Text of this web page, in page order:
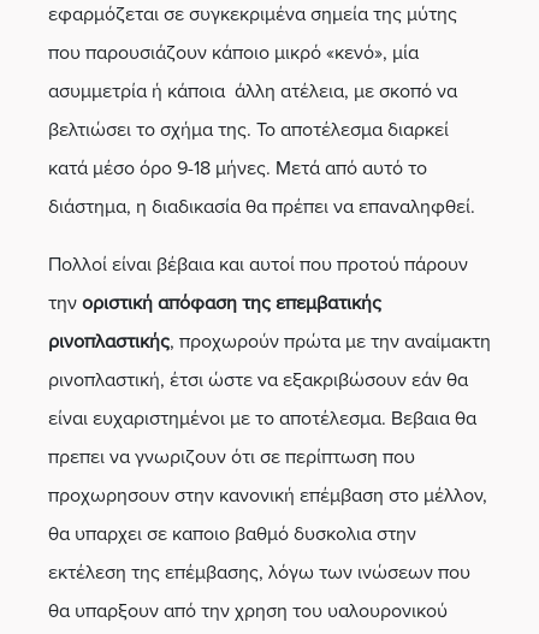
εφαρμόζεται σε συγκεκριμένα σημεία της μύτης
που παρουσιάζουν κάποιο μικρό «κενό», μία
ασυμμετρία ή κάποια άλλη ατέλεια, με σκοπό να
βελτιώσει το σχήμα της. Το αποτέλεσμα διαρκεί
κατά μέσο όρο 9-18 μήνες. Μετά από αυτό το
διάστημα, η διαδικασία θα πρέπει να επαναληφθεί.
Πολλοί είναι βέβαια και αυτοί που προτού πάρουν
την οριστική απόφαση της επεμβατικής
ρινοπλαστικής, προχωρούν πρώτα με την αναίμακτη
ρινοπλαστική, έτσι ώστε να εξακριβώσουν εάν θα
είναι ευχαριστημένοι με το αποτέλεσμα. Βεβαια θα
πρεπει να γνωριζουν ότι σε περίπτωση που
προχωρησουν στην κανονική επέμβαση στο μέλλον,
θα υπαρχει σε καποιο βαθμό δυσκολια στην
εκτέλεση της επέμβασης, λόγω των ινώσεων που
θα υπαρξουν από την χρηση του υαλουρονικού